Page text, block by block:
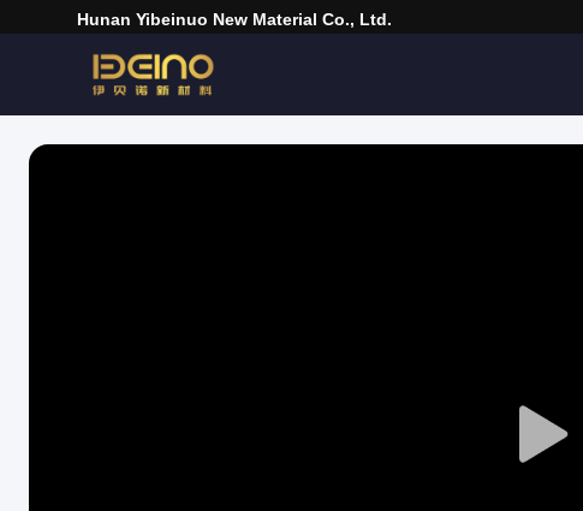
Hunan Yibeinuo New Material Co., Ltd.